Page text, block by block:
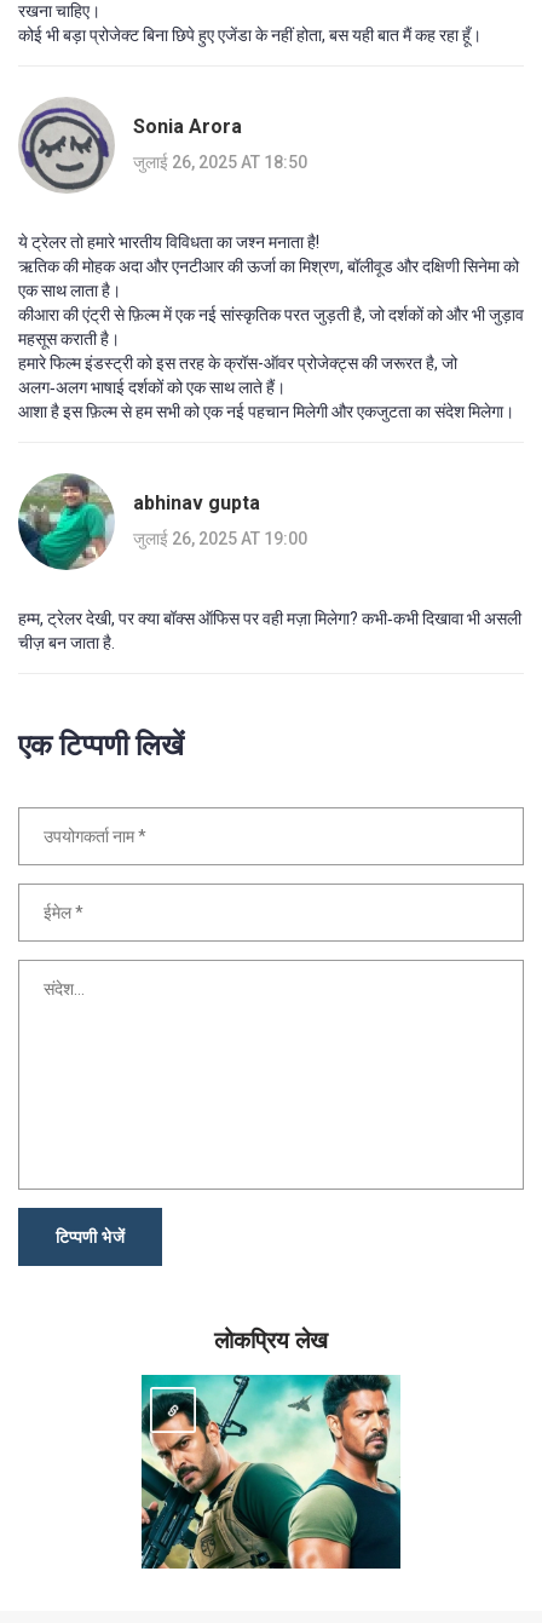
रखना चाहिए।
कोई भी बड़ा प्रोजेक्ट बिना छिपे हुए एजेंडा के नहीं होता, बस यही बात मैं कह रहा हूँ।
Sonia Arora
जुलाई 26, 2025 AT 18:50
ये ट्रेलर तो हमारे भारतीय विविधता का जश्न मनाता है!
ऋतिक की मोहक अदा और एनटीआर की ऊर्जा का मिश्रण, बॉलीवूड और दक्षिणी सिनेमा को
एक साथ लाता है।
कीआरा की एंट्री से फ़िल्म में एक नई सांस्कृतिक परत जुड़ती है, जो दर्शकों को और भी जुड़ाव
महसूस कराती है।
हमारे फिल्म इंडस्ट्री को इस तरह के क्रॉस-ऑवर प्रोजेक्ट्स की जरूरत है, जो
अलग‑अलग भाषाई दर्शकों को एक साथ लाते हैं।
आशा है इस फ़िल्म से हम सभी को एक नई पहचान मिलेगी और एकजुटता का संदेश मिलेगा।
abhinav gupta
जुलाई 26, 2025 AT 19:00
हम्म, ट्रेलर देखी, पर क्या बॉक्स ऑफिस पर वही मज़ा मिलेगा? कभी‑कभी दिखावा भी असली
चीज़ बन जाता है.
एक टिप्पणी लिखें
टिप्पणी भेजें
लोकप्रिय लेख